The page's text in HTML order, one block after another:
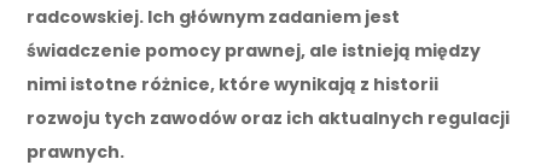
radcowskiej. Ich głównym zadaniem jest
świadczenie pomocy prawnej, ale istnieją między
nimi istotne różnice, które wynikają z historii
rozwoju tych zawodów oraz ich aktualnych regulacji
prawnych.